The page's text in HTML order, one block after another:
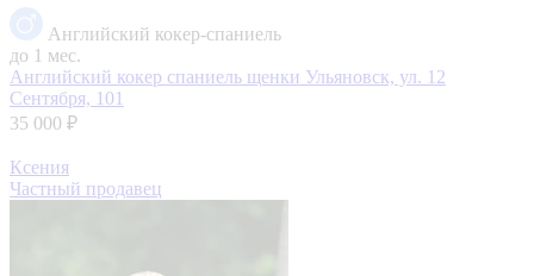
Английский кокер-спаниель
до 1 мес.
Английский кокер спаниель щенки Ульяновск, ул. 12
Сентября, 101
35 000 ₽
Ксения
Частный продавец